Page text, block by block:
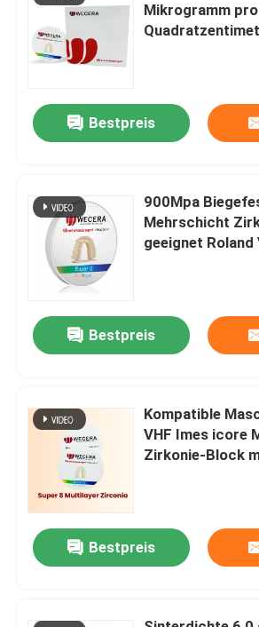
Zu Hause
Videos
VR-Show
Über uns
Qualitätskontrolle
Kontakt mit uns
Neuigkeiten
Bitte um ein Angebot
Mikrogramm pro
60 Gramm pro
Bestpreis
900Mpa
Mehrschicht
geeignet
Bestpreis
Kompatible
VHF Imes icore
Zirkonie-Block
Bestpreis